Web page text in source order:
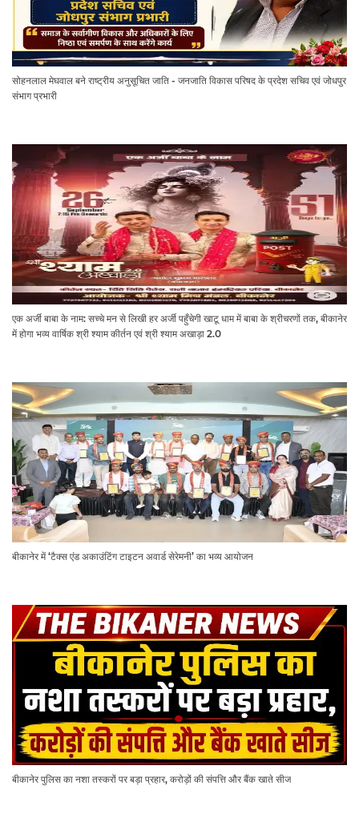
सोहनलाल मेघवाल बने राष्ट्रीय अनुसूचित जाति - जनजाति विकास परिषद के प्रदेश सचिव एवं जोधपुर
संभाग प्रभारी
एक अर्जी बाबा के नाम: सच्चे मन से लिखी हर अर्जी पहुँचेगी खाटू धाम में बाबा के श्रीचरणों तक, बीकानेर
में होगा भव्य वार्षिक श्री श्याम कीर्तन एवं श्री श्याम अखाड़ा 2.0
बीकानेर में ‘टैक्स एंड अकाउंटिंग टाइटन अवार्ड सेरेमनी’ का भव्य आयोजन
बीकानेर पुलिस का नशा तस्करों पर बड़ा प्रहार, करोड़ों की संपत्ति और बैंक खाते सीज